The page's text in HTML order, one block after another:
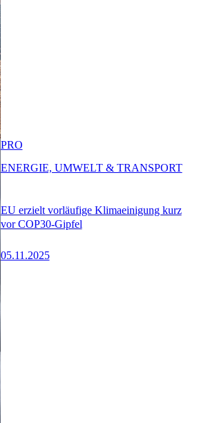
EU erzielt vorläufige Klimaeinigung kurz
vor COP30-Gipfel
05.11.2025
PRO
ENERGIE, UMWELT & TRANSPORT